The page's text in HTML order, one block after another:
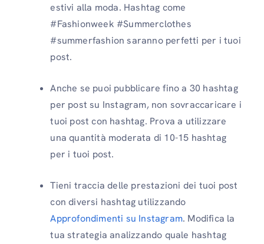
estivi alla moda. Hashtag come
#Fashionweek #Summerclothes
#summerfashion saranno perfetti per i tuoi
post.
Anche se puoi pubblicare fino a 30 hashtag
per post su Instagram, non sovraccaricare i
tuoi post con hashtag. Prova a utilizzare
una quantità moderata di 10-15 hashtag
per i tuoi post.
Tieni traccia delle prestazioni dei tuoi post
con diversi hashtag utilizzando
Approfondimenti su Instagram. Modifica la
tua strategia analizzando quale hashtag